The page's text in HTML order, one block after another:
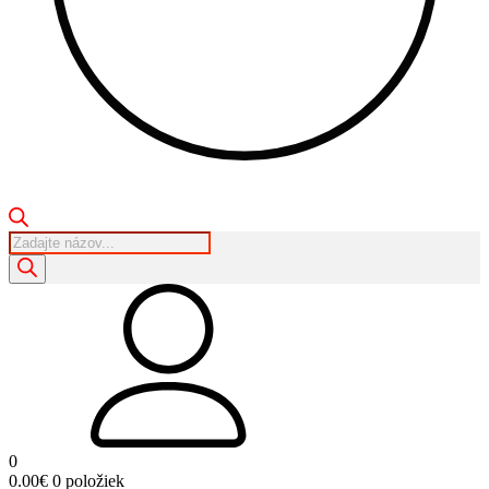
Products
search
0
0.00€ 0 položiek